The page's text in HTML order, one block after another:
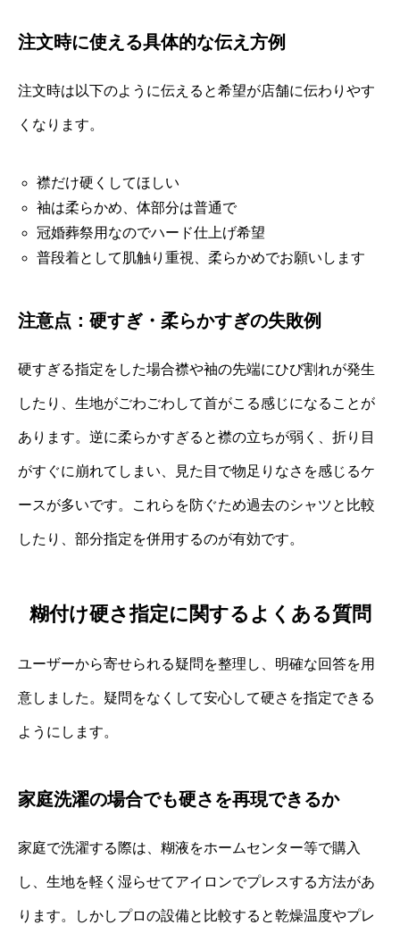
注文時に使える具体的な伝え方例
注文時は以下のように伝えると希望が店舗に伝わりやす
くなります。
襟だけ硬くしてほしい
袖は柔らかめ、体部分は普通で
冠婚葬祭用なのでハード仕上げ希望
普段着として肌触り重視、柔らかめでお願いします
注意点：硬すぎ・柔らかすぎの失敗例
硬すぎる指定をした場合襟や袖の先端にひび割れが発生
したり、生地がごわごわして首がこる感じになることが
あります。逆に柔らかすぎると襟の立ちが弱く、折り目
がすぐに崩れてしまい、見た目で物足りなさを感じるケ
ースが多いです。これらを防ぐため過去のシャツと比較
したり、部分指定を併用するのが有効です。
糊付け硬さ指定に関するよくある質問
ユーザーから寄せられる疑問を整理し、明確な回答を用
意しました。疑問をなくして安心して硬さを指定できる
ようにします。
家庭洗濯の場合でも硬さを再現できるか
家庭で洗濯する際は、糊液をホームセンター等で購入
し、生地を軽く湿らせてアイロンでプレスする方法があ
ります。しかしプロの設備と比較すると乾燥温度やプレ